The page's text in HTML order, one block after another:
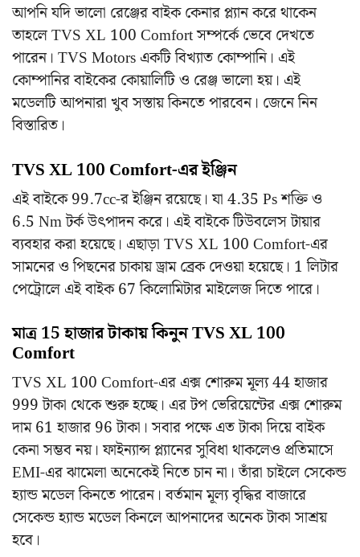
আপনি যদি ভালো রেঞ্জের বাইক কেনার প্ল্যান করে থাকেন
তাহলে TVS XL 100 Comfort সম্পর্কে ভেবে দেখতে
পারেন। TVS Motors একটি বিখ্যাত কোম্পানি। এই
কোম্পানির বাইকের কোয়ালিটি ও রেঞ্জ ভালো হয়। এই
মডেলটি আপনারা খুব সস্তায় কিনতে পারবেন। জেনে নিন
বিস্তারিত।
TVS XL 100 Comfort-এর ইঞ্জিন
এই বাইকে 99.7cc-র ইঞ্জিন রয়েছে। যা 4.35 Ps শক্তি ও
6.5 Nm টর্ক উৎপাদন করে। এই বাইকে টিউবলেস টায়ার
ব্যবহার করা হয়েছে। এছাড়া TVS XL 100 Comfort-এর
সামনের ও পিছনের চাকায় ড্রাম ব্রেক দেওয়া হয়েছে। 1 লিটার
পেট্রোলে এই বাইক 67 কিলোমিটার মাইলেজ দিতে পারে।
মাত্র 15 হাজার টাকায় কিনুন TVS XL 100
Comfort
TVS XL 100 Comfort-এর এক্স শোরুম মূল্য 44 হাজার
999 টাকা থেকে শুরু হচ্ছে। এর টপ ভেরিয়েন্টের এক্স শোরুম
দাম 61 হাজার 96 টাকা। সবার পক্ষে এত টাকা দিয়ে বাইক
কেনা সম্ভব নয়। ফাইন্যান্স প্ল্যানের সুবিধা থাকলেও প্রতিমাসে
EMI-এর ঝামেলা অনেকেই নিতে চান না। তাঁরা চাইলে সেকেন্ড
হ্যান্ড মডেল কিনতে পারেন‌। বর্তমান মূল্য বৃদ্ধির বাজারে
সেকেন্ড হ্যান্ড মডেল কিনলে আপনাদের অনেক টাকা সাশ্রয়
হবে।